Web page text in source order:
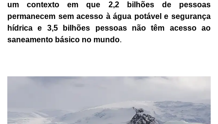
um contexto em que 2,2 bilhões de pessoas
permanecem sem acesso à água potável e segurança
hídrica e 3,5 bilhões pessoas não têm acesso ao
saneamento básico no mundo.